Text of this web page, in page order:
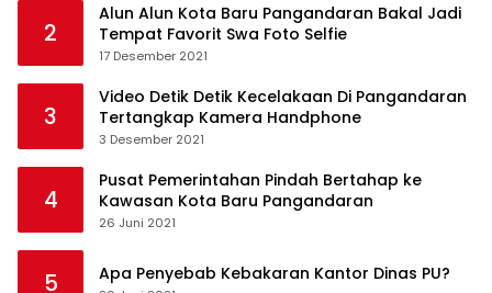
2
Alun Alun Kota Baru Pangandaran Bakal Jadi
Tempat Favorit Swa Foto Selfie
17 Desember 2021
3
Video Detik Detik Kecelakaan Di Pangandaran
Tertangkap Kamera Handphone
3 Desember 2021
4
Pusat Pemerintahan Pindah Bertahap ke
Kawasan Kota Baru Pangandaran
26 Juni 2021
5 Apa Penyebab Kebakaran Kantor Dinas PU?